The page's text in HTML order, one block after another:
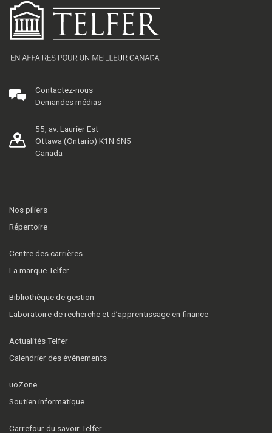
Contactez-nous
Demandes médias
55, av. Laurier Est
Ottawa (Ontario) K1N 6N5
Canada
Nos piliers
Répertoire
Centre des carrières
La marque Telfer
Bibliothèque de gestion
Laboratoire de recherche et d’apprentissage en finance
Actualités Telfer
Calendrier des événements
uoZone
Soutien informatique
Carrefour du savoir Telfer